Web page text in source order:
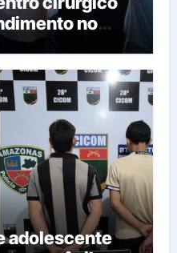
no
adolescente